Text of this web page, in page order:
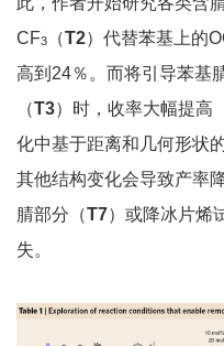
CF3 （T2）代替苯基上的
高到24％。而将引导苯基
（T3）时，收率大幅提高
化中基于距离和几何形状
其他结构变化会导致产率
腈部分（T7）或降冰片烯
失。